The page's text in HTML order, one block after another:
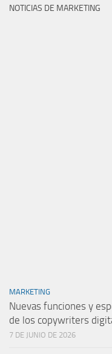
NOTICIAS DE MARKETING
MARKETING
Nuevas funciones y
de los copywriters
7 DE JUNIO DE 2026